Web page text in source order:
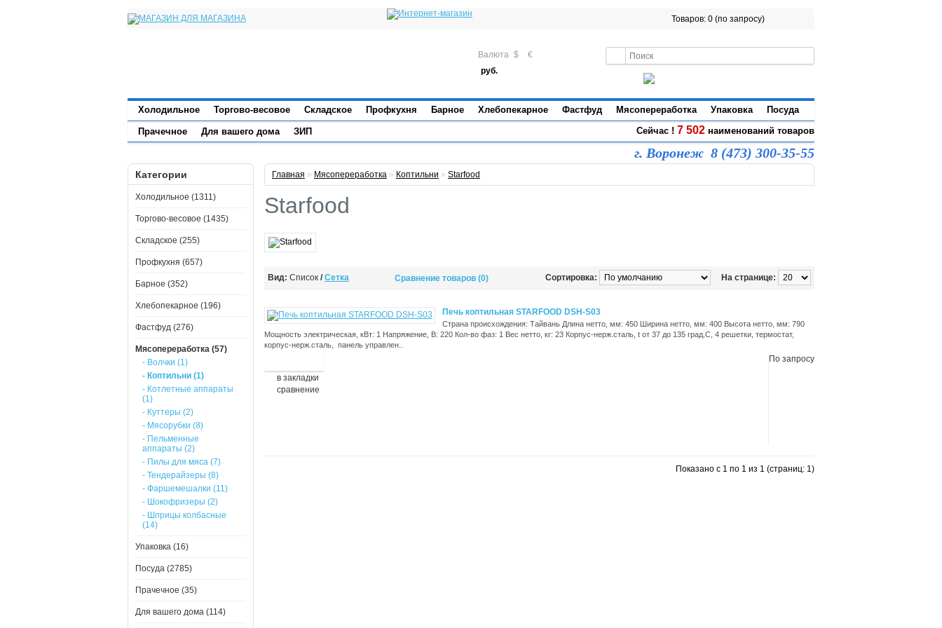
Валюта $
€
руб.
Товаров: 0 (по запросу)
Сейчас ! 7 502 наименований товаров
Холодильное Торгово-весовое Складское Профкухня Барное Хлебопекарное Фастфуд Мясопереработка Упаковка Посуда
Прачечное Для вашего дома ЗИП
г. Воронеж 8 (473) 300-35-55
Категории
Холодильное (1311)
Торгово-весовое (1435)
Складское (255)
Профкухня (657)
Барное (352)
Хлебопекарное (196)
Фастфуд (276)
Мясопереработка (57)
- Волчки (1)
- Коптильни (1)
- Котлетные аппараты
(1)
- Куттеры (2)
- Мясорубки (8)
- Пельменные
аппараты (2)
- Пилы для мяса (7)
- Тендерайзеры (8)
- Фаршемешалки (11)
- Шокофризеры (2)
- Шприцы колбасные
(14)
Упаковка (16)
Посуда (2785)
Прачечное (35)
Для вашего дома (114)
Главная » Мясопереработка » Коптильни » Starfood
Starfood
Вид: Список / Сетка На странице:
Сравнение товаров (0) Сортировка:
Печь коптильная STARFOOD DSH-S03
Страна происхождения: Тайвань Длина нетто, мм: 450 Ширина нетто, мм: 400 Высота нетто, мм: 790
Мощность электрическая, кВт: 1 Напряжение, В: 220 Кол-во фаз: 1 Вес нетто, кг: 23 Корпус-нерж.сталь, t от 37 до 135 град.С, 4 решетки, термостат,
корпус-нерж.сталь, панель управлен..
По запросу
в закладки
сравнение
Показано с 1 по 1 из 1 (страниц: 1)